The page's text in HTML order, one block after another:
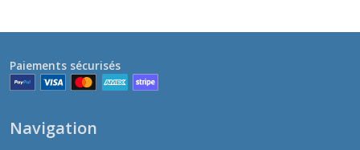
Paiements sécurisés
Navigation